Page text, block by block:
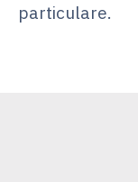
particulare.